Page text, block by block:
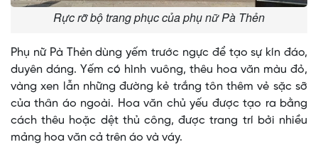
Rực rỡ bộ trang phục của phụ nữ Pà Thẻn
Phụ nữ Pà Thẻn dùng yếm trước ngực để tạo sự kín đáo,
duyên dáng. Yếm có hình vuông, thêu hoa văn màu đỏ,
vàng xen lẫn những đường kẻ trắng tôn thêm vẻ sặc sỡ
của thân áo ngoài. Hoa văn chủ yếu được tạo ra bằng
cách thêu hoặc dệt thủ công, được trang trí bởi nhiều
mảng hoa văn cả trên áo và váy.